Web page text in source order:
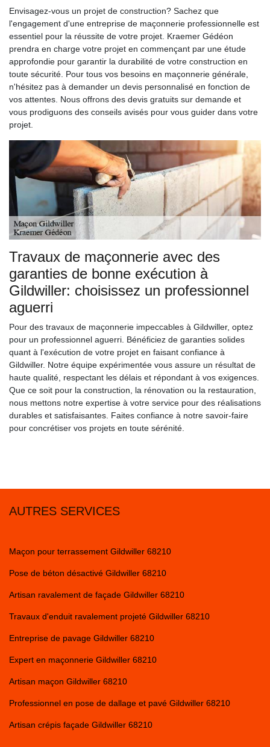
Envisagez-vous un projet de construction? Sachez que
l'engagement d'une entreprise de maçonnerie professionnelle est
essentiel pour la réussite de votre projet. Kraemer Gédéon
prendra en charge votre projet en commençant par une étude
approfondie pour garantir la durabilité de votre construction en
toute sécurité. Pour tous vos besoins en maçonnerie générale,
n'hésitez pas à demander un devis personnalisé en fonction de
vos attentes. Nous offrons des devis gratuits sur demande et
vous prodiguons des conseils avisés pour vous guider dans votre
projet.
Travaux de maçonnerie avec des
garanties de bonne exécution à
Gildwiller: choisissez un professionnel
aguerri
Pour des travaux de maçonnerie impeccables à Gildwiller, optez
pour un professionnel aguerri. Bénéficiez de garanties solides
quant à l'exécution de votre projet en faisant confiance à
Gildwiller. Notre équipe expérimentée vous assure un résultat de
haute qualité, respectant les délais et répondant à vos exigences.
Que ce soit pour la construction, la rénovation ou la restauration,
nous mettons notre expertise à votre service pour des réalisations
durables et satisfaisantes. Faites confiance à notre savoir-faire
pour concrétiser vos projets en toute sérénité.
AUTRES SERVICES
Maçon pour terrassement Gildwiller 68210
Pose de béton désactivé Gildwiller 68210
Artisan ravalement de façade Gildwiller 68210
Travaux d'enduit ravalement projeté Gildwiller 68210
Entreprise de pavage Gildwiller 68210
Expert en maçonnerie Gildwiller 68210
Artisan maçon Gildwiller 68210
Professionnel en pose de dallage et pavé Gildwiller 68210
Artisan crépis façade Gildwiller 68210